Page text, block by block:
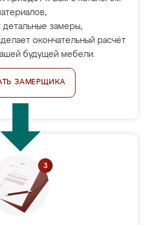
детальные замеры,
окончательный расчёт
будущей мебели.
ЗАМЕРЩИКА